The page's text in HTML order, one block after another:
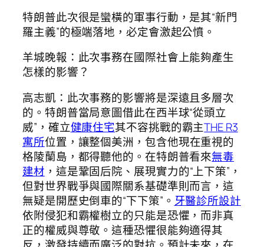
特朗普此次很是蠻橫的軍事行動，是其“新門
羅主義”的極端落地，必定會激起公憤。
羊城晚報：此次事務在國際社會上能夠產生
怎樣的影響？
高志凱：此次事務的影響將是深遠且多層次
的。特朗普當局意圖借此在西半球“從頭立
威”，確立健康住宅其不容挑戰的霸主THE R3
寓所位置，讓整個美洲，包含他現在重視的
格陵蘭島，都得聽他的。在特朗普看來無毒
建材 ，這是鞏固后院、展現實力的“上下策”，
但對世界戰爭與國際關系基礎準則而言，這
無疑是開歷史倒車的“下下策”。 牙醫診所設計
依附侵犯和霸權樹立的只能是恐懼，而非真
正的權威與尊敬。這種恐懼很能夠適得其